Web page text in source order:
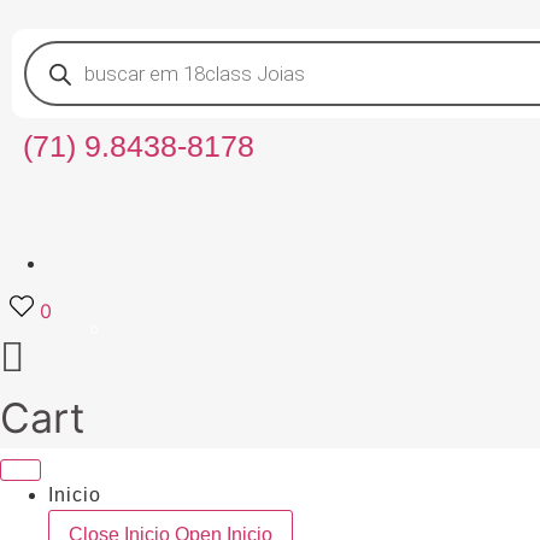
para
conteúdo
Pesquisar
produtos
(71) 9.8438-8178
0
Cart
Inicio
Close Inicio Open Inicio